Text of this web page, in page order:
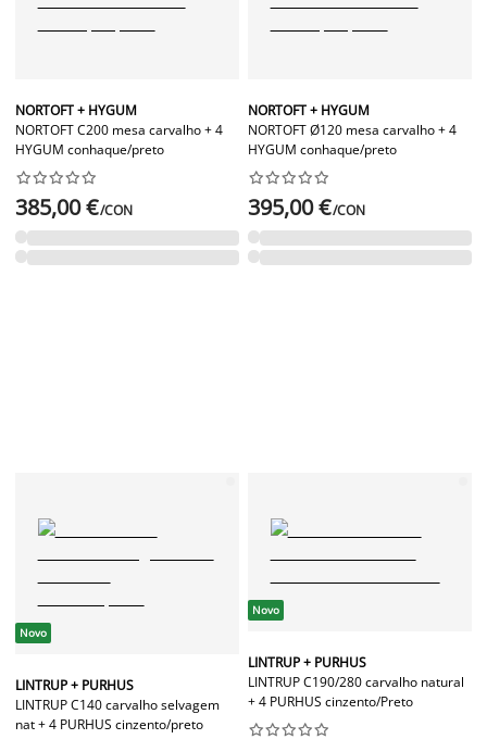
NORTOFT + HYGUM
NORTOFT C200 mesa carvalho + 4
HYGUM conhaque/preto






385,00 €/CON
NORTOFT + HYGUM
NORTOFT Ø120 mesa carvalho + 4
HYGUM conhaque/preto






395,00 €/CON
Novo
LINTRUP + PURHUS
LINTRUP C140 carvalho selvagem
nat + 4 PURHUS cinzento/preto
Novo
LINTRUP + PURHUS
LINTRUP C190/280 carvalho natural
+ 4 PURHUS cinzento/Preto





